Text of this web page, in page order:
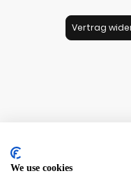
Vertrag
We use cookies